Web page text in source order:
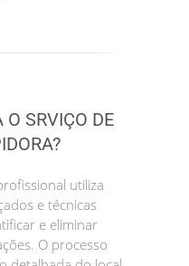
SRVIÇO DE
utiliza
e técnicas
e eliminar
O processo